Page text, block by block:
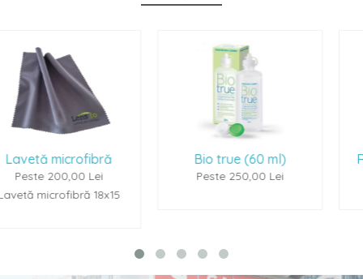
Bio true (60 ml)
Peste 250,00 Lei
Renu Multiplus
Peste 250,00